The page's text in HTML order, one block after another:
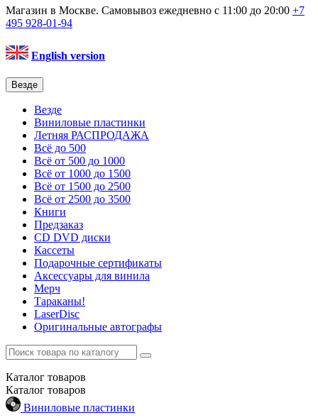
Магазин в Москве. Самовывоз ежедневно с 11:00 до 20:00 +7
495 928-01-94
English version
Везде
Везде
Виниловые пластинки
Летняя РАСПРОДАЖА
Всё до 500
Всё от 500 до 1000
Всё от 1000 до 1500
Всё от 1500 до 2500
Всё от 2500 до 3500
Книги
Предзаказ
CD DVD диски
Кассеты
Подарочные сертификаты
Аксессуары для винила
Мерч
Тараканы!
LaserDisc
Оригинальные автографы
Каталог товаров
Каталог товаров
Виниловые пластинки